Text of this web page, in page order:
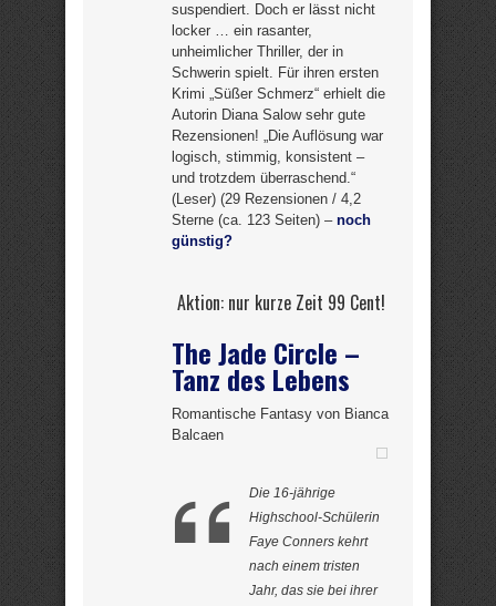
suspendiert. Doch er lässt nicht
locker … ein rasanter,
unheimlicher Thriller, der in
Schwerin spielt. Für ihren ersten
Krimi „Süßer Schmerz“ erhielt die
Autorin Diana Salow sehr gute
Rezensionen! „Die Auflösung war
logisch, stimmig, konsistent –
und trotzdem überraschend.“
(Leser) (29 Rezensionen / 4,2
Sterne (ca. 123 Seiten) – noch
günstig?
Aktion: nur kurze Zeit 99 Cent!
The Jade Circle –
Tanz des Lebens
Romantische Fantasy von Bianca
Balcaen
Die 16-jährige
Highschool-Schülerin
Faye Conners kehrt
nach einem tristen
Jahr, das sie bei ihrer